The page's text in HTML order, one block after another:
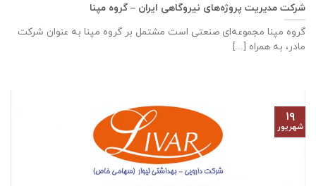
شرکت مدیریت پروژه‌های نیروگاهی ایران – گروه مپنا
گروه مپنا مجموعه‌ای صنعتى است مشتمل بر گروه مپنا به عنوان شرکت
مادر، به همراه [...]
۱۹
شهریور